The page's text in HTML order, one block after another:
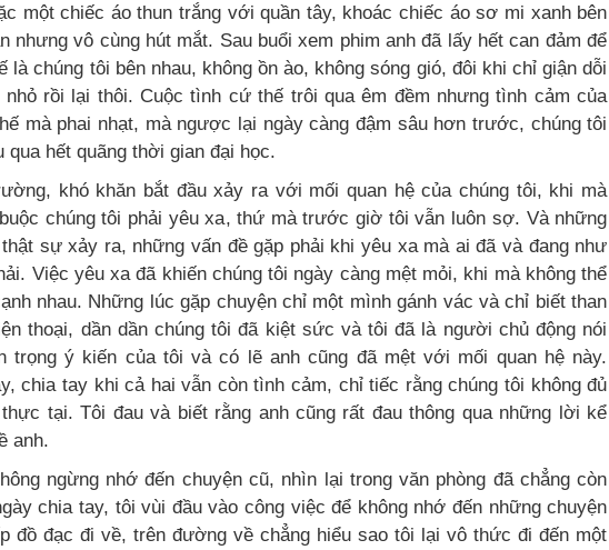
một chiếc áo thun trắng với quần tây, khoác chiếc áo sơ mi xanh bên
nhưng vô cùng hút mắt. Sau buổi xem phim anh đã lấy hết can đảm để
là chúng tôi bên nhau, không ồn ào, không sóng gió, đôi khi chỉ giận dỗi
nhỏ rồi lại thôi. Cuộc tình cứ thế trôi qua êm đềm nhưng tình cảm của
mà phai nhạt, mà ngược lại ngày càng đậm sâu hơn trước, chúng tôi
qua hết quãng thời gian đại học.
khó khăn bắt đầu xảy ra với mối quan hệ của chúng tôi, khi mà
chúng tôi phải yêu xa, thứ mà trước giờ tôi vẫn luôn sợ. Và những
sự xảy ra, những vấn đề gặp phải khi yêu xa mà ai đã và đang như
. Việc yêu xa đã khiến chúng tôi ngày càng mệt mỏi, khi mà không thể
nhau. Những lúc gặp chuyện chỉ một mình gánh vác và chỉ biết than
thoại, dần dần chúng tôi đã kiệt sức và tôi đã là người chủ động nói
trọng ý kiến của tôi và có lẽ anh cũng đã mệt với mối quan hệ này.
chia tay khi cả hai vẫn còn tình cảm, chỉ tiếc rằng chúng tôi không đủ
tại. Tôi đau và biết rằng anh cũng rất đau thông qua những lời kể
anh.
ngừng nhớ đến chuyện cũ, nhìn lại trong văn phòng đã chẳng còn
chia tay, tôi vùi đầu vào công việc để không nhớ đến những chuyện
đồ đạc đi về, trên đường về chẳng hiểu sao tôi lại vô thức đi đến một